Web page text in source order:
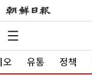
오 유통 정책